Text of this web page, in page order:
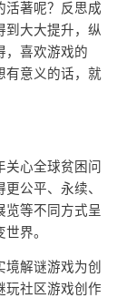
活著呢？反思成
到大大提升，纵
，喜欢游戏的
有意义的话，就
心全球贫困问
公平、永续、
览等不同方式呈
界。
解谜游戏为创
玩社区游戏创作